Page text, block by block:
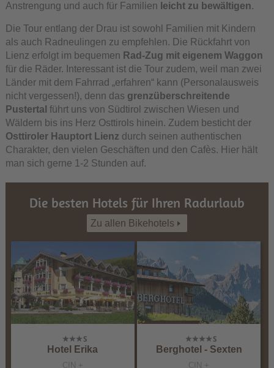
Anstrengung und auch für Familien leicht zu bewältigen.
Die Tour entlang der Drau ist sowohl Familien mit Kindern
als auch Radneulingen zu empfehlen. Die Rückfahrt von
Lienz erfolgt im bequemen Rad-Zug mit eigenem Waggon
für die Räder. Interessant ist die Tour zudem, weil man zwei
Länder mit dem Fahrrad „erfahren“ kann (Personalausweis
nicht vergessen!), denn das grenzüberschreitende
Pustertal führt uns von Südtirol zwischen Wiesen und
Wäldern bis ins Herz Osttirols hinein. Zudem besticht der
Osttiroler Hauptort Lienz durch seinen authentischen
Charakter, den vielen Geschäften und den Cafès. Hier hält
man sich gerne 1-2 Stunden auf.
Die besten Hotels für Ihren Radurlaub
Zu allen Bikehotels
Hotel Erika
CIN +
Berghotel - Sexten
CIN +